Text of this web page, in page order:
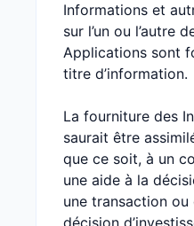
Informations et
sur l’un ou l’autre
Applications sont
titre d’information.
La fourniture des
saurait être
que ce soit, à un
une aide à la
une transaction ou
décision